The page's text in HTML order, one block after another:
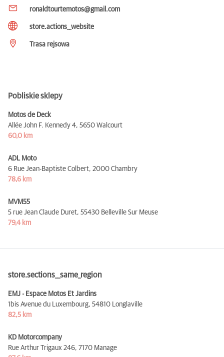
ronaldtourtemotos@gmail.com
store.actions__website
Trasa rejsowa
Pobliskie sklepy
Motos de Deck
Allée John F. Kennedy 4, 5650 Walcourt
60,0 km
ADL Moto
6 Rue Jean-Baptiste Colbert, 2000 Chambry
78,6 km
MVM55
5 rue Jean Claude Duret, 55430 Belleville Sur Meuse
79,4 km
store.sections__same_region
EMJ - Espace Motos Et Jardins
1bis Avenue du Luxembourg, 54810 Longlaville
82,5 km
KD Motorcompany
Rue Arthur Trigaux 246, 7170 Manage